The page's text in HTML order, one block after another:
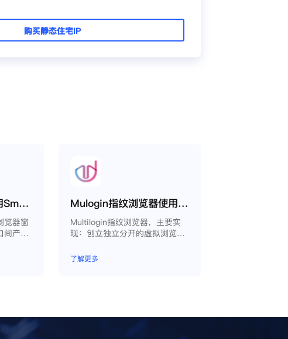
购买静态住宅IP
比特指纹浏览器使用Smartproxy教程
览器窗
间产生
不同
环境
Mulogin指纹浏览器使用Smartproxy教程
Multilogin指纹浏览器，主要实
现：创立独立分开的虚拟浏览器
重浏览器文件，展开团队协作，
构建商务工作流程，开发网络自
了解更多